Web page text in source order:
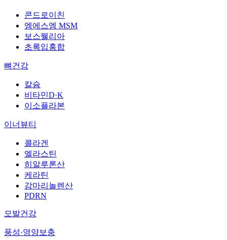
콘드로이친
엠에스엠 MSM
보스웰리아
초록입홍합
뼈건강
칼슘
비타민D·K
이소플라본
이너뷰티
콜라겐
엘라스틴
히알루론산
케라틴
감마리놀렌산
PDRN
모발건강
풍성·영양보충